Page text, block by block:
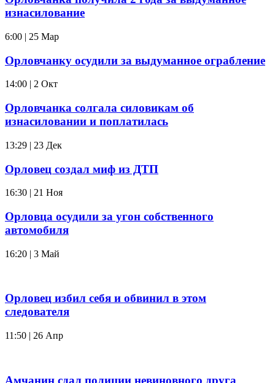
изнасилование
6:00 | 25 Мар
Орловчанку осудили за выдуманное ограбление
14:00 | 2 Окт
Орловчанка солгала силовикам об
изнасиловании и поплатилась
13:29 | 23 Дек
Орловец создал миф из ДТП
16:30 | 21 Ноя
Орловца осудили за угон собственного
автомобиля
16:20 | 3 Май
Орловец избил себя и обвинил в этом
следователя
11:50 | 26 Апр
Амчанин сдал полиции невиновного друга